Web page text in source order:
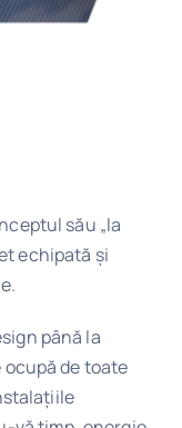
său „la
echipată și
până la
de toate